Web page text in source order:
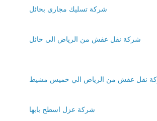
شركة تسليك مجاري بحائل
شركة نقل عفش من الرياض الي حائل
نقل عفش من الرياض الي خميس مشيط
شركة عزل اسطح بابها